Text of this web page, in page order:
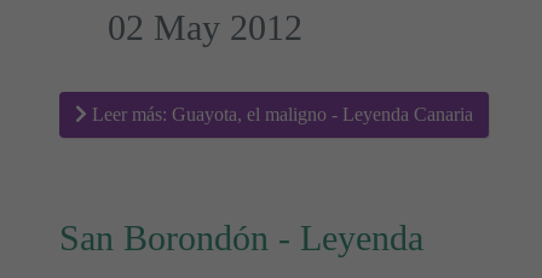
02 May 2012
Leer más: Guayota, el maligno - Leyenda Canaria
San Borondón - Leyenda